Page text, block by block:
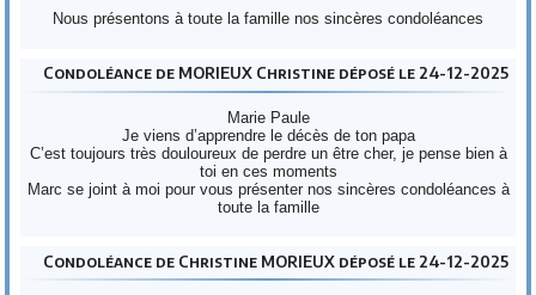
Nous présentons à toute la famille nos sincères condoléances
Condoléance de MORIEUX Christine déposé le 24-12-2025
Marie Paule
Je viens d’apprendre le décès de ton papa
C’est toujours très douloureux de perdre un être cher, je pense bien à
toi en ces moments
Marc se joint à moi pour vous présenter nos sincères condoléances à
toute la famille
Condoléance de Christine MORIEUX déposé le 24-12-2025